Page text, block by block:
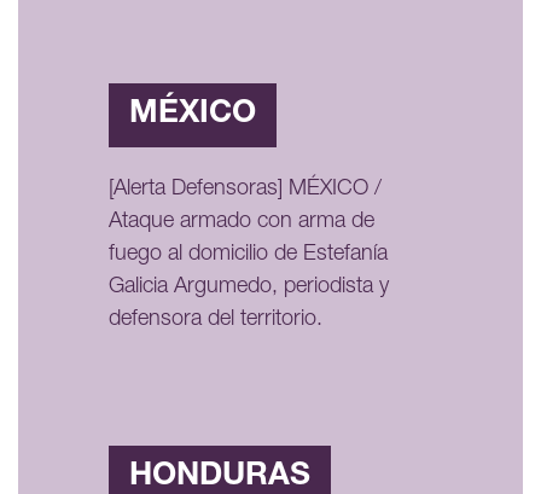
MÉXICO
[Alerta Defensoras] MÉXICO /
Ataque armado con arma de
fuego al domicilio de Estefanía
Galicia Argumedo, periodista y
defensora del territorio.
HONDURAS